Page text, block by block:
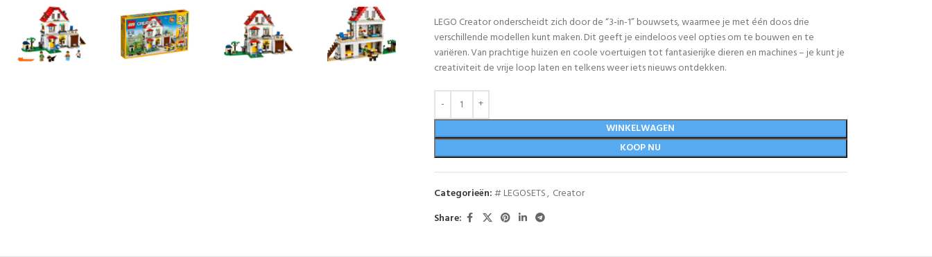
LEGO Creator onderscheidt zich door de “3-in-1” bouwsets, waarmee je met één doos drie
verschillende modellen kunt maken. Dit geeft je eindeloos veel opties om te bouwen en te
variëren. Van prachtige huizen en coole voertuigen tot fantasierijke dieren en machines – je kunt je
creativiteit de vrije loop laten en telkens weer iets nieuws ontdekken.
WINKELWAGEN
KOOP NU
Categorieën:# LEGOSETS, Creator
Share: